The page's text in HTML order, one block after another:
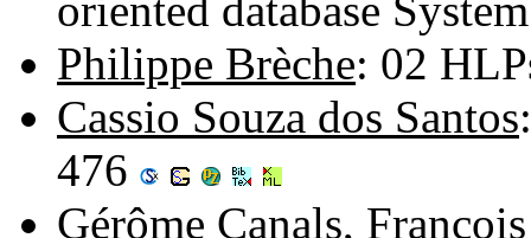
Philippe Brèche: 02
Cassio Souza dos Santos
476
Gérôme Canals,